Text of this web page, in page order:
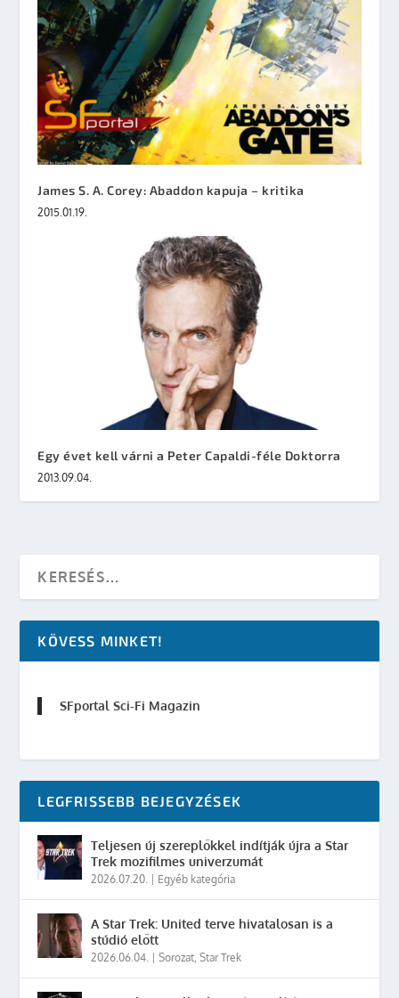
James S. A. Corey: Abaddon kapuja – kritika
2015.01.19.
Egy évet kell várni a Peter Capaldi-féle Doktorra
2013.09.04.
KÖVESS MINKET!
SFportal Sci-Fi Magazin
LEGFRISSEBB BEJEGYZÉSEK
Teljesen új szereplőkkel indítják újra a Star
Trek mozifilmes univerzumát
2026.07.20. | Egyéb kategória
A Star Trek: United terve hivatalosan is a
stúdió előtt
2026.06.04. |Sorozat ,Star Trek